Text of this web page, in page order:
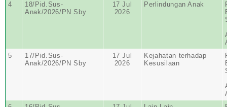
4
18/Pid.Sus-
Anak/2026/PN Sby
17 Jul
2026
Perlindungan Anak
5
17/Pid.Sus-
Anak/2026/PN Sby
17 Jul
2026
Kejahatan terhadap
Kesusilaan